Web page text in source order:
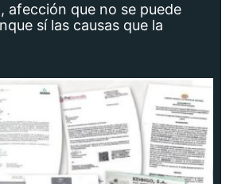
afección que no se puede
sí las causas que la